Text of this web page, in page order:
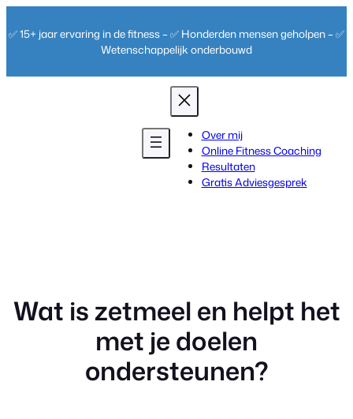
naar
✅ 15+ jaar ervaring in de fitness – ✅ Honderden mensen geholpen – ✅
Wetenschappelijk onderbouwd
Over mij
Online Fitness Coaching
Resultaten
Gratis Adviesgesprek
Wat is zetmeel en helpt het
met je doelen
ondersteunen?